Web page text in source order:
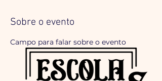
Sobre o evento
Campo para falar sobre o evento